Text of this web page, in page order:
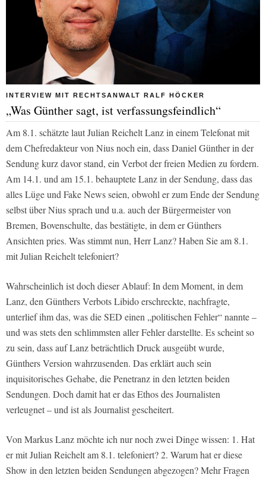
INTERVIEW MIT RECHTSANWALT RALF HÖCKER
„Was Günther sagt, ist verfassungsfeindlich“
Am 8.1. schätzte laut Julian Reichelt Lanz in einem Telefonat mit
dem Chefredakteur von Nius noch ein, dass Daniel Günther in der
Sendung kurz davor stand, ein Verbot der freien Medien zu fordern.
Am 14.1. und am 15.1. behauptete Lanz in der Sendung, dass das
alles Lüge und Fake News seien, obwohl er zum Ende der Sendung
selbst über Nius sprach und u.a. auch der Bürgermeister von
Bremen, Bovenschulte, das bestätigte, in dem er Günthers
Ansichten pries. Was stimmt nun, Herr Lanz? Haben Sie am 8.1.
mit Julian Reichelt telefoniert?
Wahrscheinlich ist doch dieser Ablauf: In dem Moment, in dem
Lanz, den Günthers Verbots Libido erschreckte, nachfragte,
unterlief ihm das, was die SED einen „politischen Fehler“ nannte –
und was stets den schlimmsten aller Fehler darstellte. Es scheint so
zu sein, dass auf Lanz beträchtlich Druck ausgeübt wurde,
Günthers Version wahrzusenden. Das erklärt auch sein
inquisitorisches Gehabe, die Penetranz in den letzten beiden
Sendungen. Doch damit hat er das Ethos des Journalisten
verleugnet – und ist als Journalist gescheitert.
Von Markus Lanz möchte ich nur noch zwei Dinge wissen: 1. Hat
er mit Julian Reichelt am 8.1. telefoniert? 2. Warum hat er diese
Show in den letzten beiden Sendungen abgezogen? Mehr Fragen